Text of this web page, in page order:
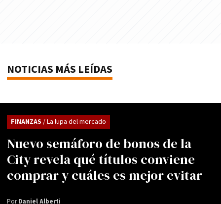
NOTICIAS MÁS LEÍDAS
Nuevo semáforo de bonos de la
City revela qué títulos conviene
comprar y cuáles es mejor evitar
FINANZAS / La lupa del mercado
PorDaniel Alberti